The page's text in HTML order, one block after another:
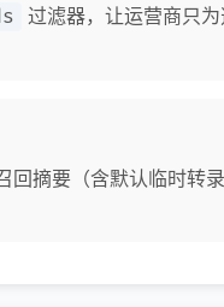
过滤器，让运营商只
摘要（含默认临时转